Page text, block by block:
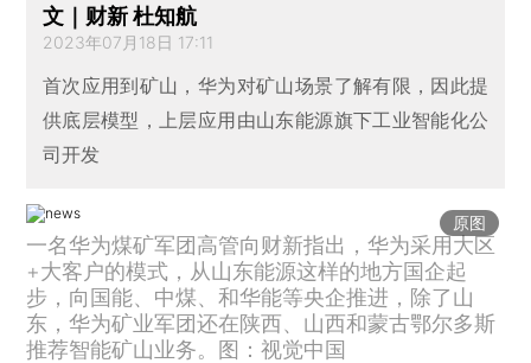
文｜财新 杜知航
2023年07月18日 17:11
首次应用到矿山，华为对矿山场景了解有限，因此提
供底层模型，上层应用由山东能源旗下工业智能化公
司开发
原图
一名华为煤矿军团高管向财新指出，华为采用大区
+大客户的模式，从山东能源这样的地方国企起
步，向国能、中煤、和华能等央企推进，除了山
东，华为矿业军团还在陕西、山西和蒙古鄂尔多斯
推荐智能矿山业务。图：视觉中国